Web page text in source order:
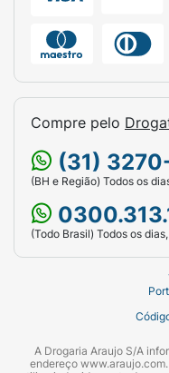
Compre pelo
(31)
(BH e Região) Todos os
(Todo Brasil) Todos os
A Drogaria Araujo S/A
endereço